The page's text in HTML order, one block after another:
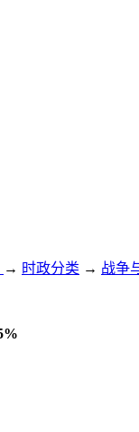
→ 时政分类 → 战争